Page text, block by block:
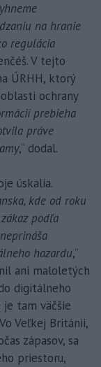
na hranie
regulácia
V tejto
ÚRHH, ktorý
ochrany
prebieha
práve
,“ dodal.
úskalia.
kde od roku
podľa
hazardu,“
ani maloletých
digitálneho
je tam väčšie
Veľkej Británii,
zápasov, sa
priestoru,